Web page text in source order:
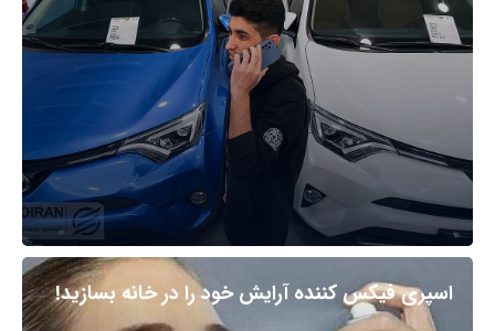
اسپری فیکس کننده آرایش خود را در خانه بسازید!